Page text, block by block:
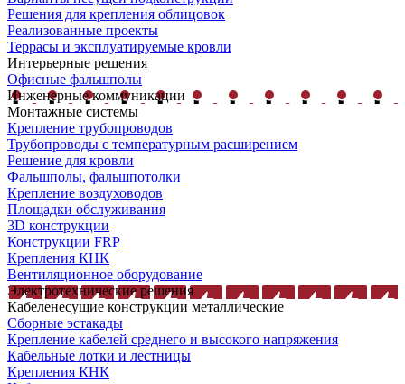
Решения для крепления облицовок
Реализованные проекты
Террасы и эксплуатируемые кровли
Интерьерные решения
Офисные фальшполы
Инженерные коммуникации
Монтажные системы
Крепление трубопроводов
Трубопроводы с температурным расширением
Решение для кровли
Фальшполы, фальшпотолки
Крепление воздуховодов
Площадки обслуживания
3D конструкции
Конструкции FRP
Крепления КНК
Вентиляционное оборудование
Электротехнические решения
Кабеленесущие конструкции металлические
Сборные эстакады
Крепление кабелей среднего и высокого напряжения
Кабельные лотки и лестницы
Крепления КНК